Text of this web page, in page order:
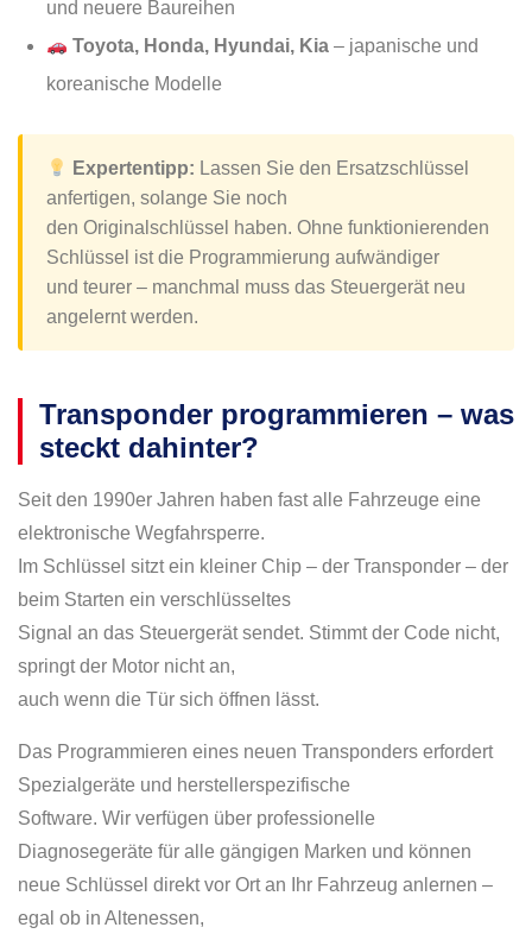
und neuere Baureihen
Toyota, Honda, Hyundai, Kia – japanische und
koreanische Modelle
Expertentipp: Lassen Sie den Ersatzschlüssel
anfertigen, solange Sie noch
den Originalschlüssel haben. Ohne funktionierenden
Schlüssel ist die Programmierung aufwändiger
und teurer – manchmal muss das Steuergerät neu
angelernt werden.
Transponder programmieren – was
steckt dahinter?
Seit den 1990er Jahren haben fast alle Fahrzeuge eine
elektronische Wegfahrsperre.
Im Schlüssel sitzt ein kleiner Chip – der Transponder – der
beim Starten ein verschlüsseltes
Signal an das Steuergerät sendet. Stimmt der Code nicht,
springt der Motor nicht an,
auch wenn die Tür sich öffnen lässt.
Das Programmieren eines neuen Transponders erfordert
Spezialgeräte und herstellerspezifische
Software. Wir verfügen über professionelle
Diagnosegeräte für alle gängigen Marken und können
neue Schlüssel direkt vor Ort an Ihr Fahrzeug anlernen –
egal ob in Altenessen,